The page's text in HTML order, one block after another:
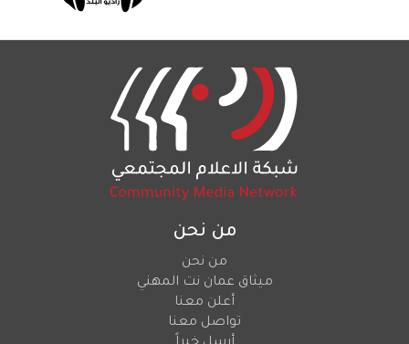
من نحن
من نحن
ميثاق عمان نت المهني
أعلن معنا
تواصل معنا